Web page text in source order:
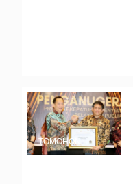
TOMOHON